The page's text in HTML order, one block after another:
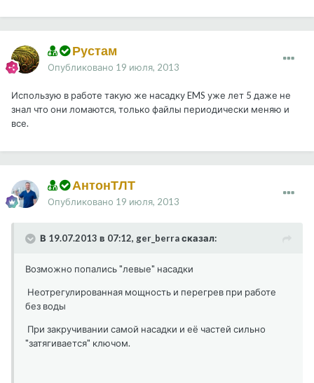
Рустам
Опубликовано 19 июля, 2013
Использую в работе такую же насадку EMS уже лет 5 даже не
знал что они ломаются, только файлы периодически меняю и
все.
АнтонТЛТ
Опубликовано 19 июля, 2013
В 19.07.2013 в 07:12, ger_berra сказал:
Возможно попались "левые" насадки
Неотрегулированная мощность и перегрев при работе
без воды
При закручивании самой насадки и её частей сильно
"затягивается" ключом.